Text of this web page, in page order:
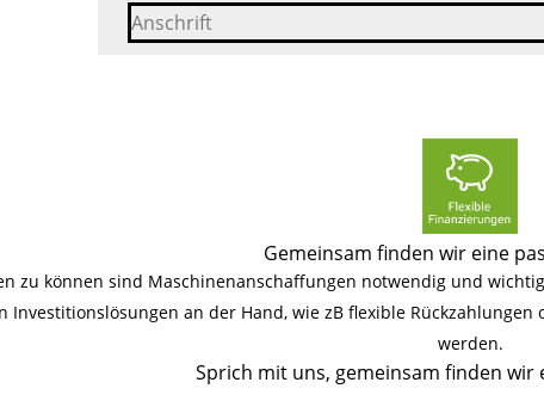
Gemeinsam finden wir eine
zu können sind Maschinenanschaffungen notwendig und
Investitionslösungen an der Hand, wie zB flexible
werden.
Sprich mit uns, gemeinsam finden wir